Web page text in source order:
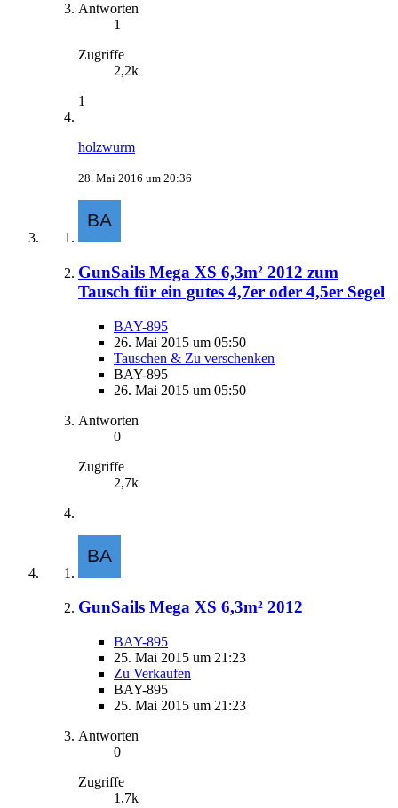
Antworten
1
Zugriffe
2,2k
1
holzwurm
28. Mai 2016 um 20:36
GunSails Mega XS 6,3m² 2012 zum
Tausch für ein gutes 4,7er oder 4,5er Segel
BAY-895
26. Mai 2015 um 05:50
Tauschen & Zu verschenken
BAY-895
26. Mai 2015 um 05:50
Antworten
0
Zugriffe
2,7k
GunSails Mega XS 6,3m² 2012
BAY-895
25. Mai 2015 um 21:23
Zu Verkaufen
BAY-895
25. Mai 2015 um 21:23
Antworten
0
Zugriffe
1,7k